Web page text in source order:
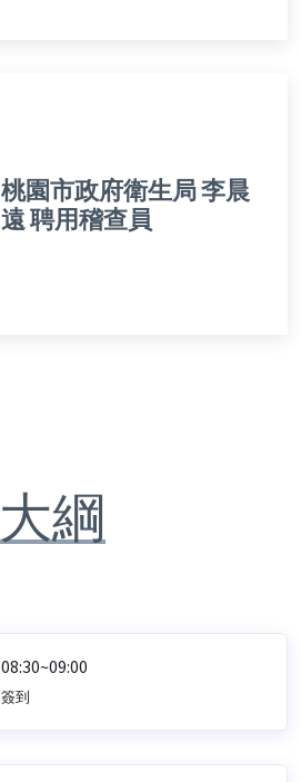
桃園市政府衛生局 李晨
遠 聘用稽查員
大綱
08:30~09:00
簽到